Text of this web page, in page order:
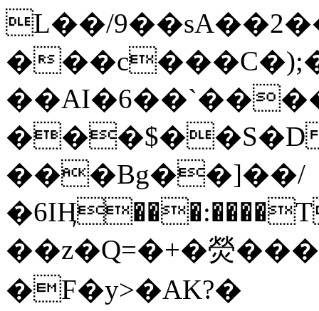
L��/
�
���$��S�D
���Bg��]��/
��z�Q=�+�熒
�F�y>�AK?�